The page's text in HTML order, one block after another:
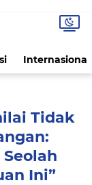
Internasional
Tidak
Ini”